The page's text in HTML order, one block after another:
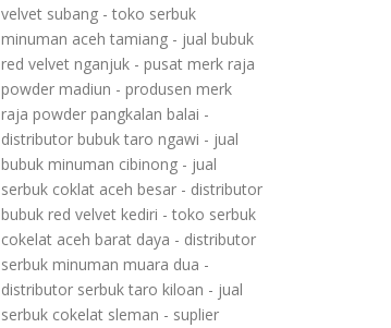
velvet subang - toko serbuk
minuman aceh tamiang - jual bubuk
red velvet nganjuk - pusat merk raja
powder madiun - produsen merk
raja powder pangkalan balai -
distributor bubuk taro ngawi - jual
bubuk minuman cibinong - jual
serbuk coklat aceh besar - distributor
bubuk red velvet kediri - toko serbuk
cokelat aceh barat daya - distributor
serbuk minuman muara dua -
distributor serbuk taro kiloan - jual
serbuk cokelat sleman - suplier